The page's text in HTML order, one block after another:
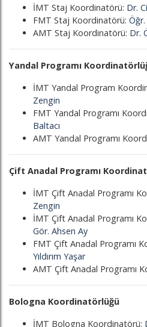
İMT Staj Koordinatörü: Dr.
FMT Staj Koordinatörü:
AMT Staj Koordinatörü: Dr.
Yandal Programı
İMT Yandal Program
Zengin
FMT Yandal Programı
Baltacı
AMT Yandal Programı
Çift Anadal Programı
İMT Çift Anadal Programı
Zengin
İMT Çift Anadal Programı
Gör. Ahsen Ay
FMT Çift Anadal Programı
Yıldırım Yaşar
AMT Çift Anadal Programı
Bologna Koordinatörlüğü
İMT Bologna Koordinatörü: